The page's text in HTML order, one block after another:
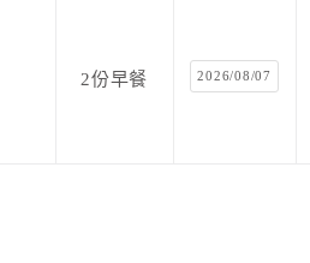
2份早餐 2026/08/07